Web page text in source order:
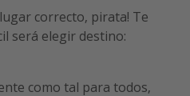
lugar correcto, pirata! Te
será elegir destino:
como tal para todos,